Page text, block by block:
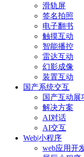
滑轨屏
签名拍照
电子翻书
触摸互动
智能播控
雷达互动
幻影成像
装置互动
国产系统交互
国产互动展
解决方案
AI对话
AI交互
Web|小程序
web应用开